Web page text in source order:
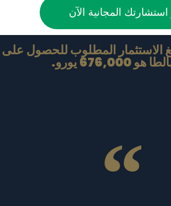
المجانية الآن
الاستثمار المطلوب للحصول على
يورو.